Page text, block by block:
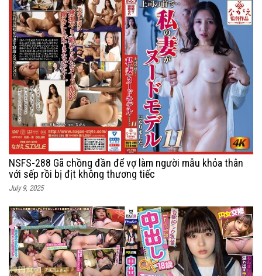
NSFS-288 Gã chồng đần để vợ làm người mẫu khỏa thân
với sếp rồi bị địt không thương tiếc
July 9, 2025